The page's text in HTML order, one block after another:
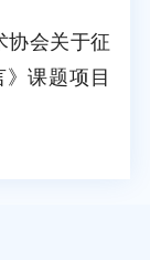
协会关于征
课题项目